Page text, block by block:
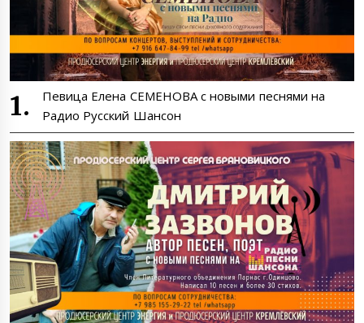
Певица Елена СЕМЕНОВА с новыми песнями на
Радио Русский Шансон